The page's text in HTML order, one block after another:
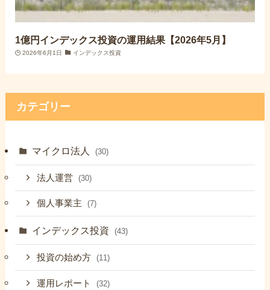
1億円インデックス投資の運用結果【2026年5月】
2026年6月1日 インデックス投資
カテゴリー
マイクロ法人 (30)
法人運営 (30)
個人事業主 (7)
インデックス投資 (43)
投資の始め方 (11)
運用レポート (32)